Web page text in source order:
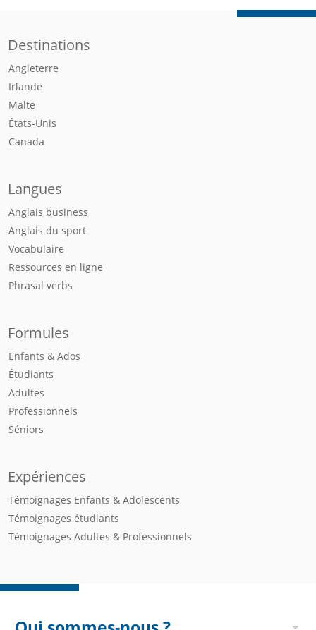
Destinations
Angleterre
Irlande
Malte
États-Unis
Canada
Langues
Anglais business
Anglais du sport
Vocabulaire
Ressources en ligne
Phrasal verbs
Formules
Enfants & Ados
Étudiants
Adultes
Professionnels
Séniors
Expériences
Témoignages Enfants & Adolescents
Témoignages étudiants
Témoignages Adultes & Professionnels